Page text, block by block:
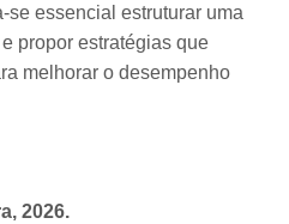
se essencial estruturar uma
propor estratégias que
melhorar o desempenho
2026.